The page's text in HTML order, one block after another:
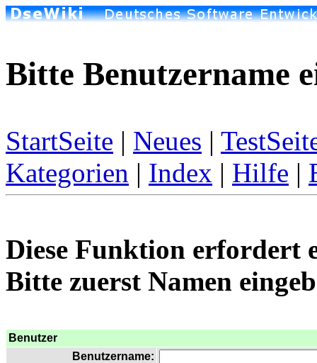
Bitte Benutzername
StartSeite | Neues |
Kategorien | Index | Hilfe |
Diese Funktion erfordert
Bitte zuerst Namen
Benutzer
Benutzername: